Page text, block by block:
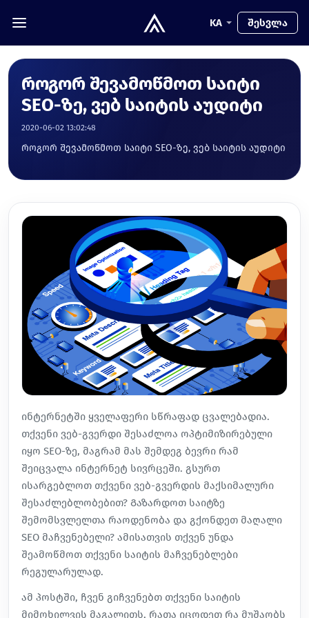
KA შესვლა
როგორ შევამოწმოთ საიტი
SEO-ზე, ვებ საიტის აუდიტი
2020-06-02 13:02:48
როგორ შევამოწმოთ საიტი SEO-ზე, ვებ საიტის აუდიტი
ინტერნეტში ყველაფერი სწრაფად ცვალებადია.
თქვენი ვებ-გვერდი შესაძლოა ოპტიმიზირებული ​
იყო SEO-ზე, მაგრამ მას შემდეგ ბევრი რამ
შეიცვალა ინტერნეტ სივრცეში. გსურთ
ისარგებლოთ თქვენი ვებ-გვერდის მაქსიმალური
შესაძლებლობებით? Გაზარდოთ საიტზე
შემომსვლელთა რაოდენობა და გქონდეთ მაღალი
SEO მაჩვენებელი? ამისათვის თქვენ უნდა
შეამოწმოთ თქვენი საიტის მაჩვენებლები
რეგულარულად.
ამ პოსტში, ჩვენ გიჩვენებთ თქვენი საიტის
მიმოხილვის მაგალითს, რათა იცოდეთ რა მუშაობს